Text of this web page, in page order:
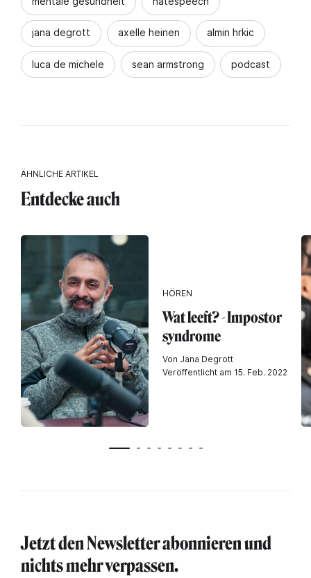
jana degrott axelle heinen almin hrkic
luca de michele sean armstrong podcast
ÄHNLICHE ARTIKEL
Entdecke auch
HÖREN
Wat leeft? - Impostor
syndrome
Von Jana Degrott
Veröffentlicht am 15. Feb. 2022
Jetzt den Newsletter abonnieren und
nichts mehr verpassen.